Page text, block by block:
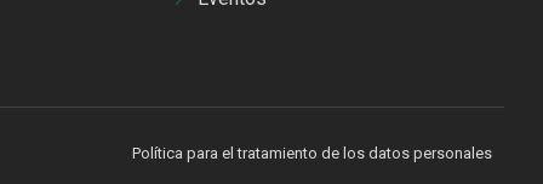
Política para el tratamiento de los datos personales